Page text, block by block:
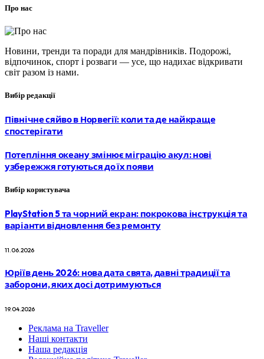
Про нас
Новини, тренди та поради для мандрівників. Подорожі,
відпочинок, спорт і розваги — усе, що надихає відкривати
світ разом із нами.
Вибір редакції
Північне сяйво в Норвегії: коли та де найкраще
спостерігати
Потепління океану змінює міграцію акул: нові
узбережжя готуються до їх появи
Вибір користувача
PlayStation 5 та чорний екран: покрокова інструкція та
варіанти відновлення без ремонту
11.06.2026
Юріїв день 2026: нова дата свята, давні традиції та
заборони, яких досі дотримуються
19.04.2026
Реклама на Traveller
Наші контакти
Наша редакція